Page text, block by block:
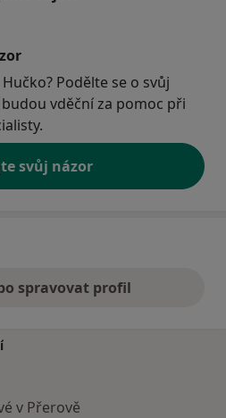
Podělte se o svůj
vděční za pomoc při
svůj názor
spravovat profil
v Přerově